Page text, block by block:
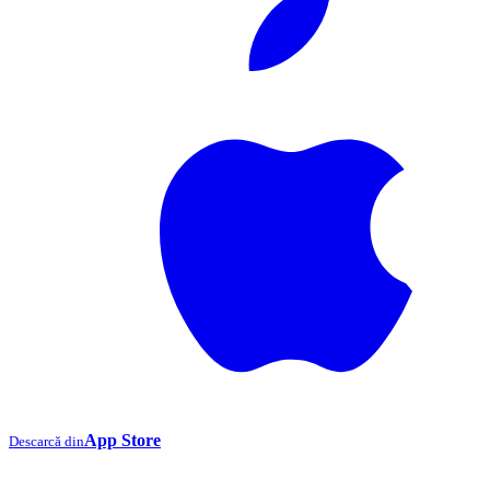
Descarcă dinApp Store